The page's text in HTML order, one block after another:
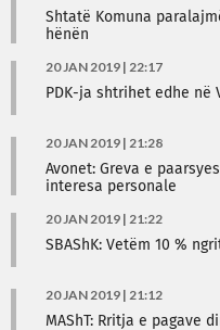
Shtatë Komuna
hënën
20 JAN 2019 | 22:17
PDK-ja shtrihet edhe në
20 JAN 2019 | 21:28
Avonet: Greva e
interesa personale
20 JAN 2019 | 21:22
SBAShK: Vetëm 10 %
20 JAN 2019 | 21:12
MAShT: Rritja e pagave